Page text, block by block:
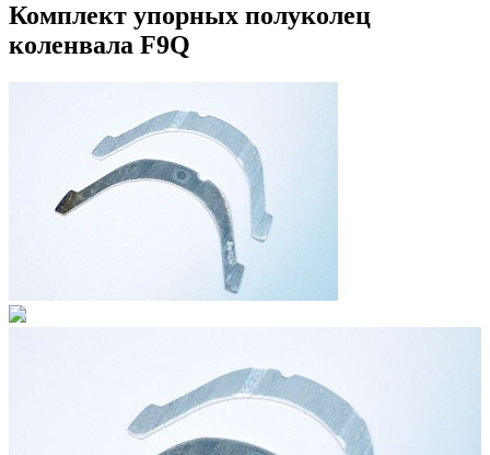
Комплект упорных полуколец
коленвала F9Q